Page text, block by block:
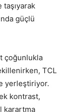
taşıyarak
güçlü
çoğunlukla
TCL
yerleştiriyor.
kontrast,
karartma